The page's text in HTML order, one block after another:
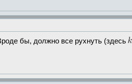
бы, должно все рухнуть (здесь